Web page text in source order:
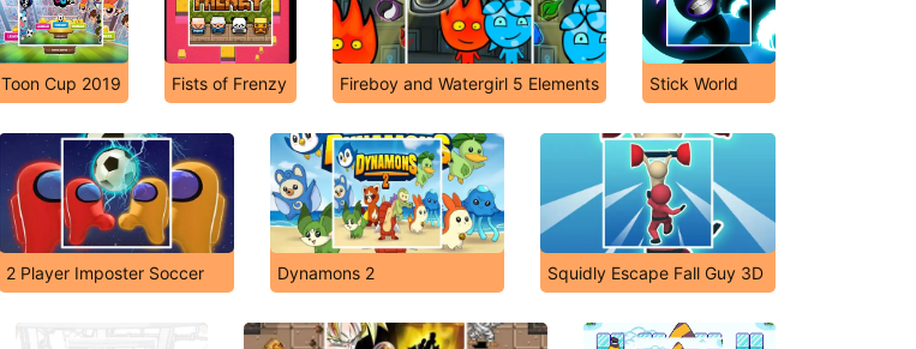
Toon Cup 2019 Fists of Frenzy Fireboy and Watergirl 5 Elements Stick World
2 Player Imposter Soccer Dynamons 2 Squidly Escape Fall Guy 3D